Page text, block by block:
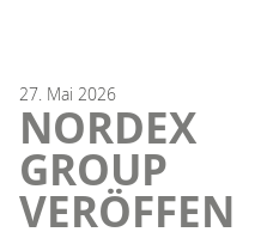
27. Mai 2026
NORDEX
GROUP
VERÖFFEN